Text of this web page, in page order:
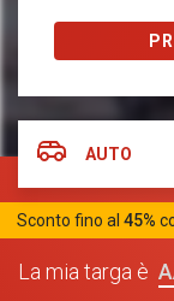
AUTO
Sconto fino al 45%
La mia targa è